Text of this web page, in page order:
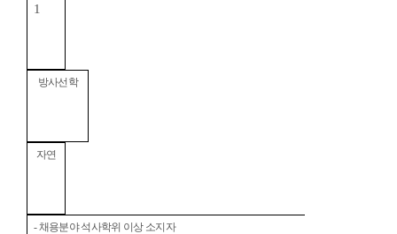
1
방사선학
자연
-채용분야 석사학위 이상 소지자